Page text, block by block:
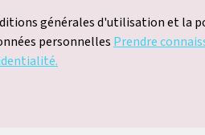
générales d'utilisation et la
personnelles Prendre